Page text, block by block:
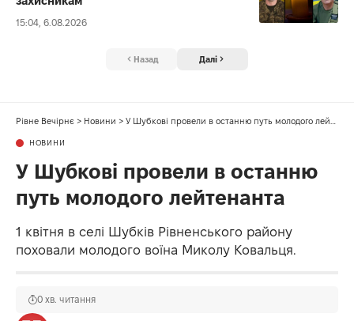
15:04, 6.08.2026
Назад Далі
Рівне Вечірнє > Новини > У Шубкові провели в останню путь молодого лейтенанта
НОВИНИ
У Шубкові провели в останню
путь молодого лейтенанта
1 квітня в селі Шубків Рівненського району
поховали молодого воїна Миколу Ковальця.
0 хв. читання